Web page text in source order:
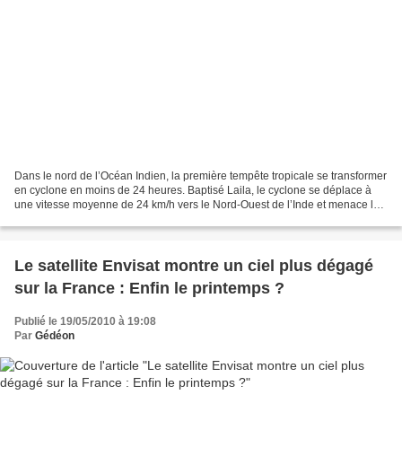
Dans le nord de l’Océan Indien, la première tempête tropicale se transformer
en cyclone en moins de 24 heures. Baptisé Laila, le cyclone se déplace à
une vitesse moyenne de 24 km/h vers le Nord-Ouest de l’Inde et menace la
Le satellite Envisat montre un ciel plus dégagé
sur la France : Enfin le printemps ?
Publié le 19/05/2010 à 19:08
Par Gédéon